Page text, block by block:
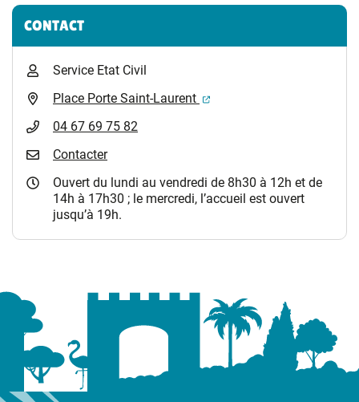
CONTACT
Service Etat Civil
Place Porte Saint-Laurent
(ouverture dans un
04 67 69 75 82
Contacter
Ouvert du lundi au vendredi de 8h30 à 12h et de
14h à 17h30 ; le mercredi, l’accueil est ouvert
jusqu’à 19h.